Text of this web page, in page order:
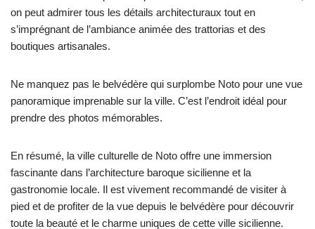
on peut admirer tous les détails architecturaux tout en
s’imprégnant de l’ambiance animée des trattorias et des
boutiques artisanales.
Ne manquez pas le belvédère qui surplombe Noto pour une vue
panoramique imprenable sur la ville. C’est l’endroit idéal pour
prendre des photos mémorables.
En résumé, la ville culturelle de Noto offre une immersion
fascinante dans l’architecture baroque sicilienne et la
gastronomie locale. Il est vivement recommandé de visiter à
pied et de profiter de la vue depuis le belvédère pour découvrir
toute la beauté et le charme uniques de cette ville sicilienne.